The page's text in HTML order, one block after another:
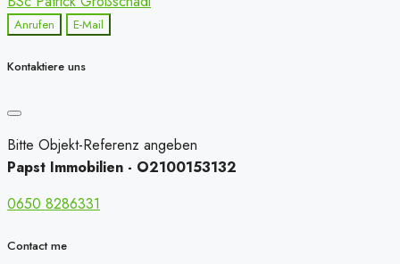
Anrufen E-Mail
Kontaktiere uns
Bitte Objekt-Referenz angeben
Papst Immobilien - O2100153132
0650 8286331
Contact me